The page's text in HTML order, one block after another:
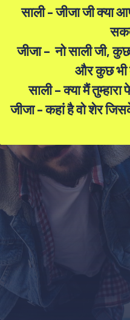
साली - जीजा जी क्या
जीजा – नो साली जी,
और कुछ भी
साली – क्या मैं
जीजा - कहां है वो शेर